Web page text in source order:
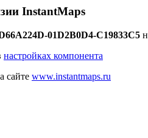
InstantMaps
01D2B0D4-C19833C5
настройках компонента
сайте www.instantmaps.ru